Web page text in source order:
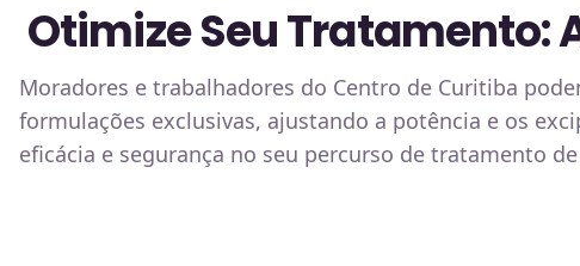
Otimize Seu Tratamento:
Moradores e trabalhadores do Centro de Curitiba
formulações exclusivas, ajustando a potência e os
eficácia e segurança no seu percurso de tratamento